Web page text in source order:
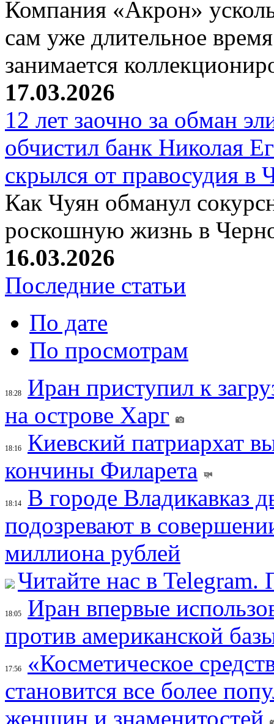
Компания «Акрон»
сам уже длительное
занимается
17.03.2026
12 лет заочно за обман
обчистил банк Николая
скрылся от правосудия в
Как Чуян обманул
роскошную жизнь в
16.03.2026
Последние статьи
По дате
По просмотрам
18:28
Иран приступил к
на острове Харг
18:16
Киевский патриархат
кончины Филарета
18:14
В городе Владикавказ
подозревают в
миллиона рублей
Читайте нас в
18:05
Иран впервые
против американской
17:56
«Косметическое
становится все более
женщин и знаменитостей